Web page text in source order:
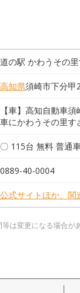
道の駅 かわうその里
高知県須崎市下分甲
【車】高知自動車
車にかわうその里す
〇 115台 無料 普通
0889-40-0004
公式サイトほか、関
は変更になる場合が